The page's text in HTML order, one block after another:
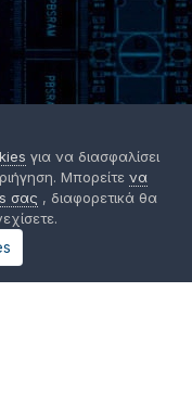
για να διασφαλίσει
Μπορείτε να
σας , διαφορετικά θα